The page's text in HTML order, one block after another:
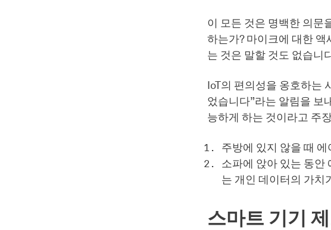
이 모든 것은 명백한 의문
하는가? 마이크에 대한
는 것은 말할 것도 없습니
IoT의 편의성을 옹호하는
었습니다”라는 알림을 보
능하게 하는 것이라고 주
주방에 있지 않을 때
소파에 앉아 있는 동안
는 개인 데이터의 가치
스마트 기기